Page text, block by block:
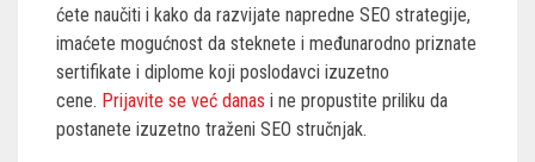
ćete naučiti i kako da razvijate napredne SEO strategije,
imaćete mogućnost da steknete i međunarodno priznate
sertifikate i diplome koji poslodavci izuzetno
cene. Prijavite se već danas i ne propustite priliku da
postanete izuzetno traženi SEO stručnjak.